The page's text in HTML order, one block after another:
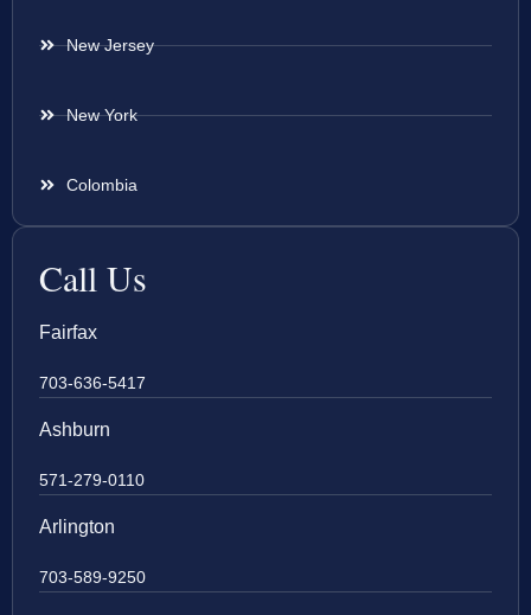
New Jersey
New York
Colombia
Call Us
Fairfax
703-636-5417
Ashburn
571-279-0110
Arlington
703-589-9250